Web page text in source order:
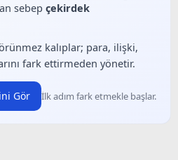
sebep çekirdek
kalıplar; para, ilişki,
fark ettirmeden yönetir.
Gör İlk adım fark etmekle başlar.